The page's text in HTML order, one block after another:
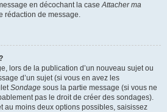
en décochant la caseAttacher ma
rédaction de message.
lors de la publication d’un nouveau sujet ou
d’un sujet (si vous en avez les
Sondage sous la partie message (si vous ne
pas le droit de créer des sondages).
au moins deux options possibles, saisissez